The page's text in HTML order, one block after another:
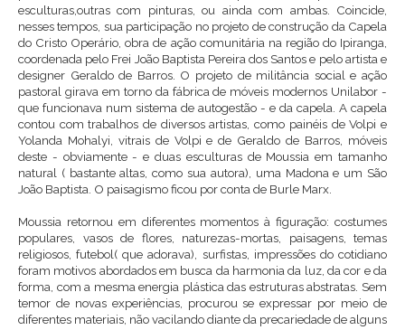
esculturas,outras com pinturas, ou ainda com ambas. Coincide,
nesses tempos, sua participação no projeto de construção da Capela
do Cristo Operário, obra de ação comunitária na região do Ipiranga,
coordenada pelo Frei João Baptista Pereira dos Santos e pelo artista e
designer Geraldo de Barros. O projeto de militância social e ação
pastoral girava em torno da fábrica de móveis modernos Unilabor -
que funcionava num sistema de autogestão - e da capela. A capela
contou com trabalhos de diversos artistas, como painéis de Volpi e
Yolanda Mohalyi, vitrais de Volpi e de Geraldo de Barros, móveis
deste - obviamente - e duas esculturas de Moussia em tamanho
natural ( bastante altas, como sua autora), uma Madona e um São
João Baptista. O paisagismo ficou por conta de Burle Marx.
Moussia retornou em diferentes momentos à figuração: costumes
populares, vasos de flores, naturezas-mortas, paisagens, temas
religiosos, futebol( que adorava), surfistas, impressões do cotidiano
foram motivos abordados em busca da harmonia da luz, da cor e da
forma, com a mesma energia plástica das estruturas abstratas. Sem
temor de novas experiências, procurou se expressar por meio de
diferentes materiais, não vacilando diante da precariedade de alguns